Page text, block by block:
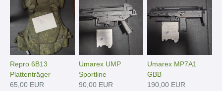
Repro 6B13
Plattenträger
65,00 EUR
Umarex UMP
Sportline
90,00 EUR
Umarex MP7A1
GBB
190,00 EUR